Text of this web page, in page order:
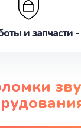
и запчасти